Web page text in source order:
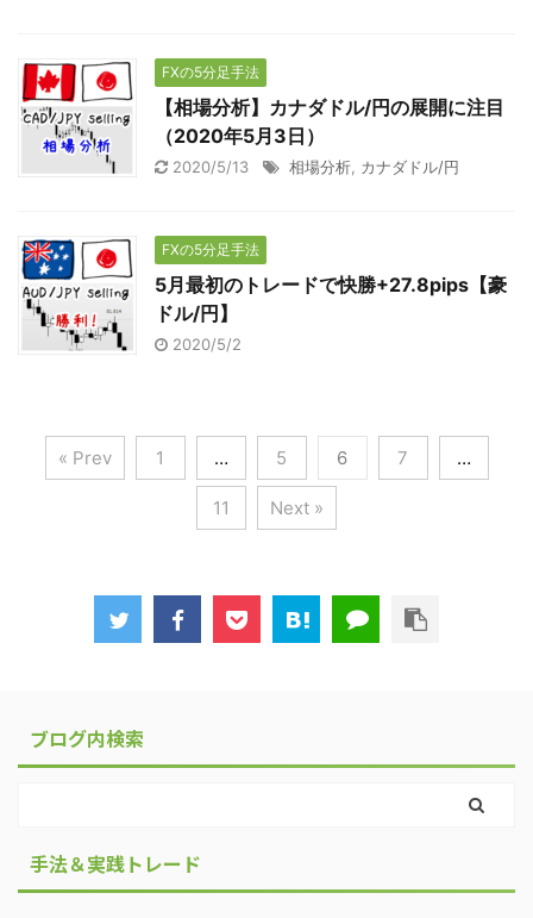
FXの5分足手法
【相場分析】カナダドル/円の展開に注目
（2020年5月3日）
2020/5/13 相場分析 カナダドル/円
FXの5分足手法
5月最初のトレードで快勝+27.8pips【豪
ドル/円】
2020/5/2
« Prev 1 … 5 6 7 …
11 Next »
ブログ内検索
手法＆実践トレード